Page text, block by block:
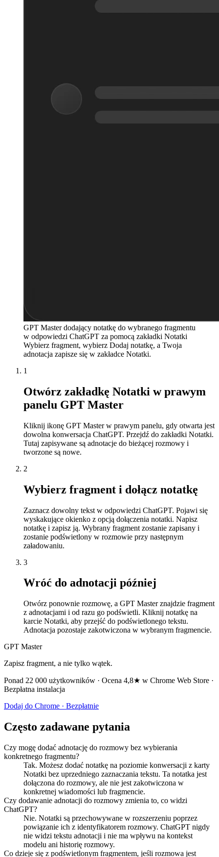
GPT Master dodający notatkę do wybranego fragmentu
w odpowiedzi ChatGPT za pomocą zakładki Notatki
Wybierz fragment, wybierz Dodaj notatkę, a Twoja
adnotacja zapisze się w zakładce Notatki.
1
Otwórz zakładkę Notatki w prawym
panelu GPT Master
Kliknij ikonę GPT Master w prawym panelu, gdy otwarta jest
dowolna konwersacja ChatGPT. Przejdź do zakładki Notatki.
Tutaj zapisywane są adnotacje do bieżącej rozmowy i
tworzone są nowe.
2
Wybierz fragment i dołącz notatkę
Zaznacz dowolny tekst w odpowiedzi ChatGPT. Pojawi się
wyskakujące okienko z opcją dołączenia notatki. Napisz
notatkę i zapisz ją. Wybrany fragment zostanie zapisany i
zostanie podświetlony w rozmowie przy następnym
załadowaniu.
3
Wróć do adnotacji później
Otwórz ponownie rozmowę, a GPT Master znajdzie fragment
z adnotacjami i od razu go podświetli. Kliknij notatkę na
karcie Notatki, aby przejść do podświetlonego tekstu.
Adnotacja pozostaje zakotwiczona w wybranym fragmencie.
GPT Master
Zapisz fragment, a nie tylko wątek.
Ponad 22 000 użytkowników · Ocena 4,8★ w Chrome Web Store ·
Bezpłatna instalacja
Dodaj do Chrome · Bezpłatnie
Często zadawane pytania
Czy mogę dodać adnotację do rozmowy bez wybierania
konkretnego fragmentu?
Tak. Możesz dodać notatkę na poziomie konwersacji z karty
Notatki bez uprzedniego zaznaczania tekstu. Ta notatka jest
dołączona do rozmowy, ale nie jest zakotwiczona w
konkretnej wiadomości lub fragmencie.
Czy dodawanie adnotacji do rozmowy zmienia to, co widzi
ChatGPT?
Nie. Notatki są przechowywane w rozszerzeniu poprzez
powiązanie ich z identyfikatorem rozmowy. ChatGPT nigdy
nie widzi tekstu adnotacji i nie ma wpływu na kontekst
modelu ani historię rozmowy.
Co dzieje się z podświetlonym fragmentem, jeśli rozmowa jest